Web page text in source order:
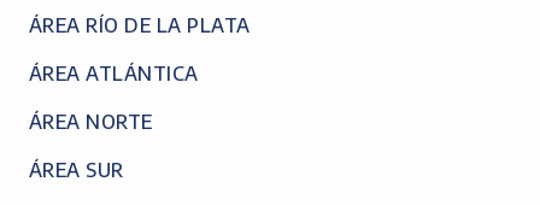
ÁREA RÍO DE LA PLATA
ÁREA ATLÁNTICA
ÁREA NORTE
ÁREA SUR